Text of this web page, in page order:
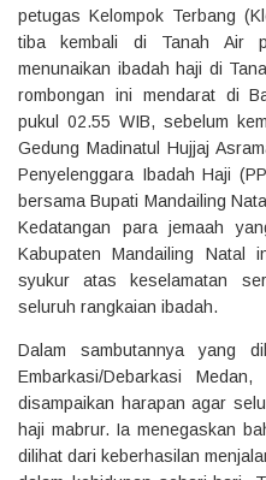
petugas Kelompok Terbang
tiba kembali di Tanah Air
menunaikan ibadah haji di
rombongan ini mendarat di
pukul 02.55 WIB, sebelum
Gedung Madinatul Hujjaj
Penyelenggara Ibadah Haji
bersama Bupati Mandailing
Kedatangan para jemaah
Kabupaten Mandailing Natal
syukur atas keselamatan
seluruh rangkaian ibadah.
Dalam sambutannya yang
Embarkasi/Debarkasi
disampaikan harapan agar
haji mabrur. Ia menegaskan
dilihat dari keberhasilan